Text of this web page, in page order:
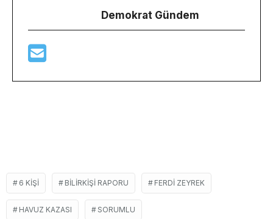
Demokrat Gündem
6 KIŞI BILIRKIŞI RAPORU FERDI ZEYREK
HAVUZ KAZASI SORUMLU